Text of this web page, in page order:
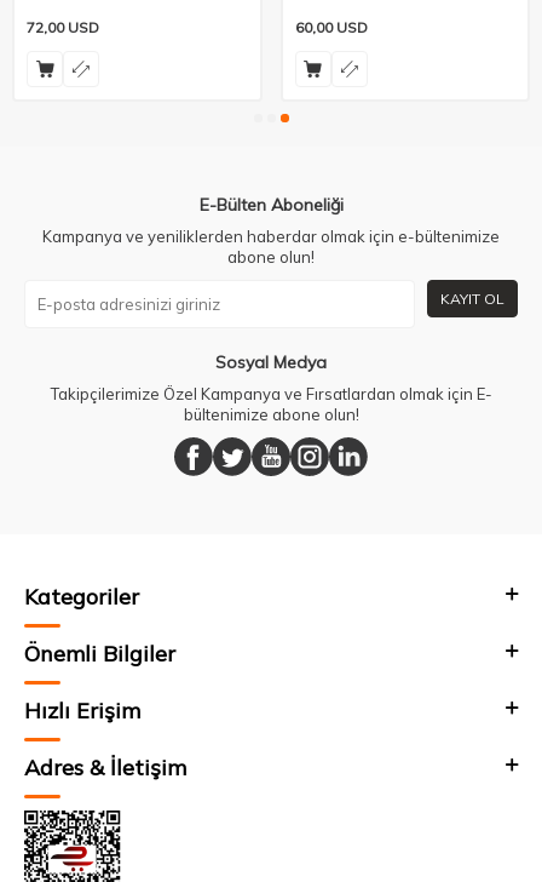
72,00USD 60,00USD
E-Bülten Aboneliği
Kampanya ve yeniliklerden haberdar olmak için e-bültenimize
abone olun!
KAYIT OL
Sosyal Medya
Takipçilerimize Özel Kampanya ve Fırsatlardan olmak için E-
bültenimize abone olun!
Kategoriler
Önemli Bilgiler
Hızlı Erişim
Adres & İletişim